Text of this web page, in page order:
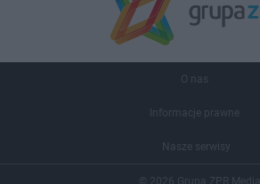
O nas
Informacje prawne
Nasze serwisy
© 2026 Grupa ZPR Media